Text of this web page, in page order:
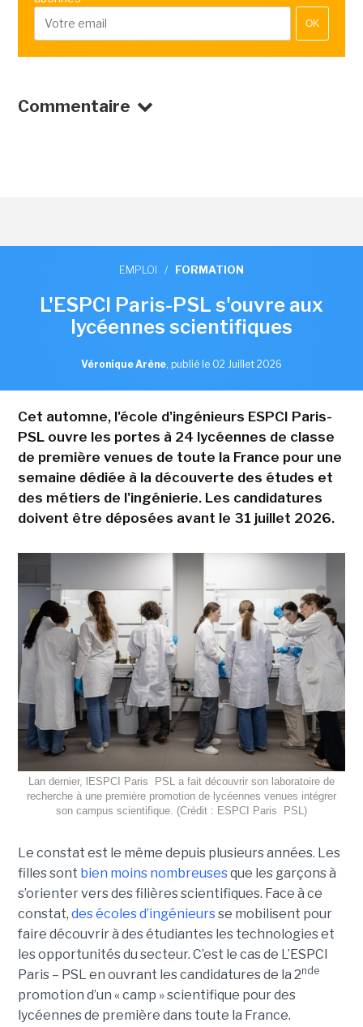
OK
Commentaire
EMPLOI / FORMATION
L'ESPCI Paris-PSL s'ouvre aux
lycéennes scientifiques
Véronique Arène, publié le 02 Juillet 2026
Cet automne, l'école d'ingénieurs ESPCI Paris-
PSL ouvre les portes à 24 lycéennes de classe
de première venues de toute la France pour une
semaine dédiée à la découverte des études et
des métiers de l'ingénierie. Les candidatures
doivent être déposées avant le 31 juillet 2026.
Lan dernier, lESPCI Paris  PSL a fait découvrir son laboratoire de
recherche à une première promotion de lycéennes venues intégrer
son campus scientifique. (Crédit : ESPCI Paris  PSL)
Le constat est le même depuis plusieurs années. Les
filles sont bien moins nombreusesque les garçons à
s’orienter vers des filières scientifiques. Face à ce
constat, des écoles d’ingénieursse mobilisent pour
faire découvrir à des étudiantes les technologies et
les opportunités du secteur. C’est le cas de L’ESPCI
Paris – PSL en ouvrant les candidatures de la 2nde
promotion d’un « camp » scientifique pour des
lycéennes de première dans toute la France.